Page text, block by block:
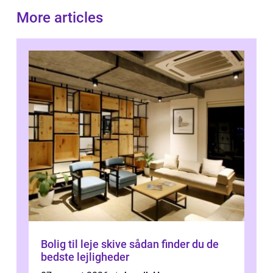
More articles
Bolig til leje skive sådan finder du de
bedste lejligheder